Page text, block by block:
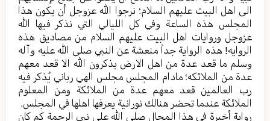
الی اهل البیت علیهم السلام؛ نرجوا الله عزوجل أن یکون هذا
المجلس هذه الساعة وفي کل اللیالي التي نذکر فیها الله
عزوجل وروایات اهل البیت علیهم السلام من مصادیق هذه
الروایه! هذه الروایة جداً منعشة عن النبي صلی الله علیه وآله
وسلم ما قعد عدة من اهل الارض یذکرون الله الا قعد معهم
عدة من الملائکه؛ مادام المجلس مجلس الهي رباني یُذکر فیه
رب العالمین قعد معهم عدة من الملائکة ومن المعلوم
الملائکة عندما تحضر هنالك نورانیة یعرفها اهلها في المجلس.
رواية أخیرة في هذا المجال صلی الله علی نبي الرحمة کم کان